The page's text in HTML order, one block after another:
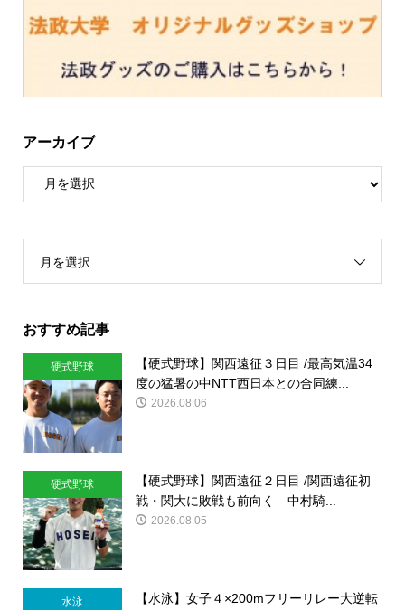
アーカイブ
月を選択
おすすめ記事
硬式野球
【硬式野球】関西遠征３日目 /最高気温34
度の猛暑の中NTT西日本との合同練...
2026.08.06
硬式野球
【硬式野球】関西遠征２日目 /関西遠征初
戦・関大に敗戦も前向く 中村騎...
2026.08.05
水泳
【水泳】女子４×200mフリーリレー大逆転